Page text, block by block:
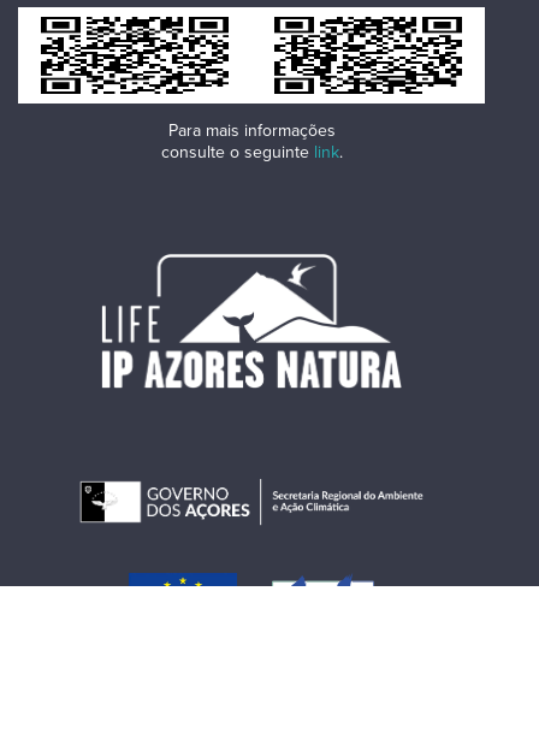
Para mais informações
consulte o seguinte link.